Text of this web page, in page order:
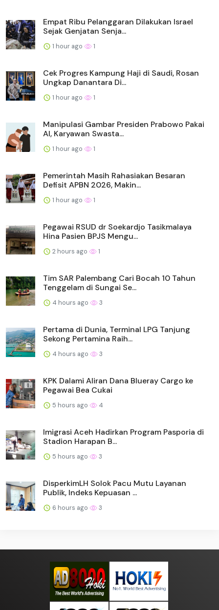
Empat Ribu Pelanggaran Dilakukan Israel
Sejak Genjatan Senja...
1 hour ago 1
Cek Progres Kampung Haji di Saudi, Rosan
Ungkap Danantara Di...
1 hour ago 1
Manipulasi Gambar Presiden Prabowo Pakai
AI, Karyawan Swasta...
1 hour ago 1
Pemerintah Masih Rahasiakan Besaran
Defisit APBN 2026, Makin...
1 hour ago 1
Pegawai RSUD dr Soekardjo Tasikmalaya
Hina Pasien BPJS Mengu...
2 hours ago 1
Tim SAR Palembang Cari Bocah 10 Tahun
Tenggelam di Sungai Se...
4 hours ago 3
Pertama di Dunia, Terminal LPG Tanjung
Sekong Pertamina Raih...
4 hours ago 3
KPK Dalami Aliran Dana Blueray Cargo ke
Pegawai Bea Cukai
5 hours ago 4
Imigrasi Aceh Hadirkan Program Pasporia di
Stadion Harapan B...
5 hours ago 3
DisperkimLH Solok Pacu Mutu Layanan
Publik, Indeks Kepuasan ...
6 hours ago 3